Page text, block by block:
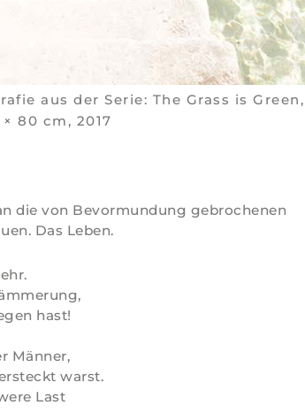
aus der Serie: The Grass is Green,
80 cm, 2017
die von Bevormundung gebrochenen
Das Leben.
hast!
Männer,
warst.
Last